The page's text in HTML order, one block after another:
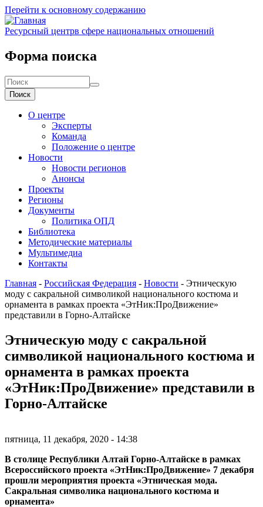
Перейти к основному содержанию
Ресурсный центрв сфере национальных отношений
Форма поиска
Поиск
О центре
Эксперты
Команда
Положение о центре
Новости
Новости регионов
Анонсы
Проекты
Регионы
Документы
Политика ОПД
Библиотека
Методические материалы
Мультимедиа
Контакты
Главная - Российская Федерация - Новости - Этническую
моду с сакральной символикой национального костюма и
орнамента в рамках проекта «ЭтНик:ПроДвижение»
представили в Горно-Алтайске
Этническую моду с сакральной
символикой национального костюма и
орнамента в рамках проекта
«ЭтНик:ПроДвижение» представили в
Горно-Алтайске
пятница, 11 декабря, 2020 - 14:38
В столице Республики Алтай Горно-Алтайске в рамках
Всероссийского проекта «ЭтНик:ПроДвижение» 7 декабря
прошли мероприятия проекта «Этническая мода.
Сакральная символика национального костюма и
орнамента»